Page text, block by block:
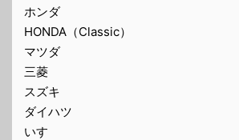
ホンダ
HONDA（Classic）
マツダ
三菱
スズキ
ダイハツ
いすゞ